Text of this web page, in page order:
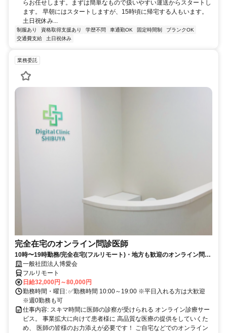
らお任せします。まずは簡単なもので扱いやすい運送からスタートし
ます。 早朝にはスタートしますが、15時頃に帰宅する人もいます。
土日祝休み...
制服あり 資格取得支援あり 学歴不問 車通勤OK 固定時間制
ブランクOK
交通費支給
土日祝休み
業務委託
完全在宅のオンライン問診医師
10時〜19時勤務/完全在宅(フルリモート)・地方も歓迎のオンライン問診
業務一般社団法人博愛会
フルリモート
日給32,000円～80,000円
勤務時間・曜日: ✅勤務時間 10:00～19:00 ※平日入れる方は大歓迎
※週0勤務も可
仕事内容: スキマ時間に医師の診察が受けられる オンライン診療サー
ビス。 事業拡大に向けて患者様に 高品質な医療の提供をしていくた
め、 医師の皆様のお力添えが必要です！ ご自宅などでのオンライン